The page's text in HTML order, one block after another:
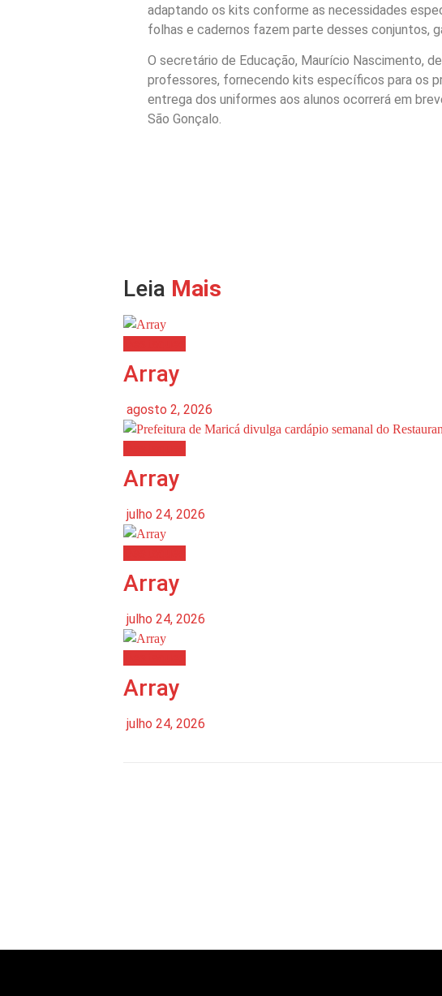
adaptando os kits conforme as necessidades
folhas e cadernos fazem parte desses conjuntos,
O secretário de Educação, Maurício Nascimento,
professores, fornecendo kits específicos para os
entrega dos uniformes aos alunos ocorrerá em
São Gonçalo.
Leia Mais
Array
agosto 2, 2026
Array
julho 24, 2026
Array
julho 24, 2026
Array
julho 24, 2026